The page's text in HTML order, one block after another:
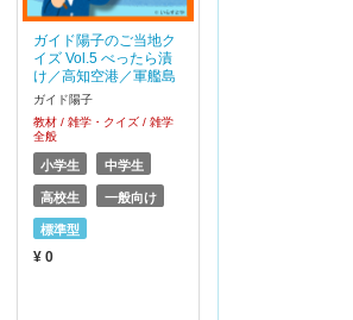
ガイド陽子のご当地ク
イズ Vol.5 べったら漬
け／高知空港／軍艦島
ガイド陽子
教材 / 雑学・クイズ / 雑学
全般
小学生 中学生
高校生 一般向け
標準型
¥ 0